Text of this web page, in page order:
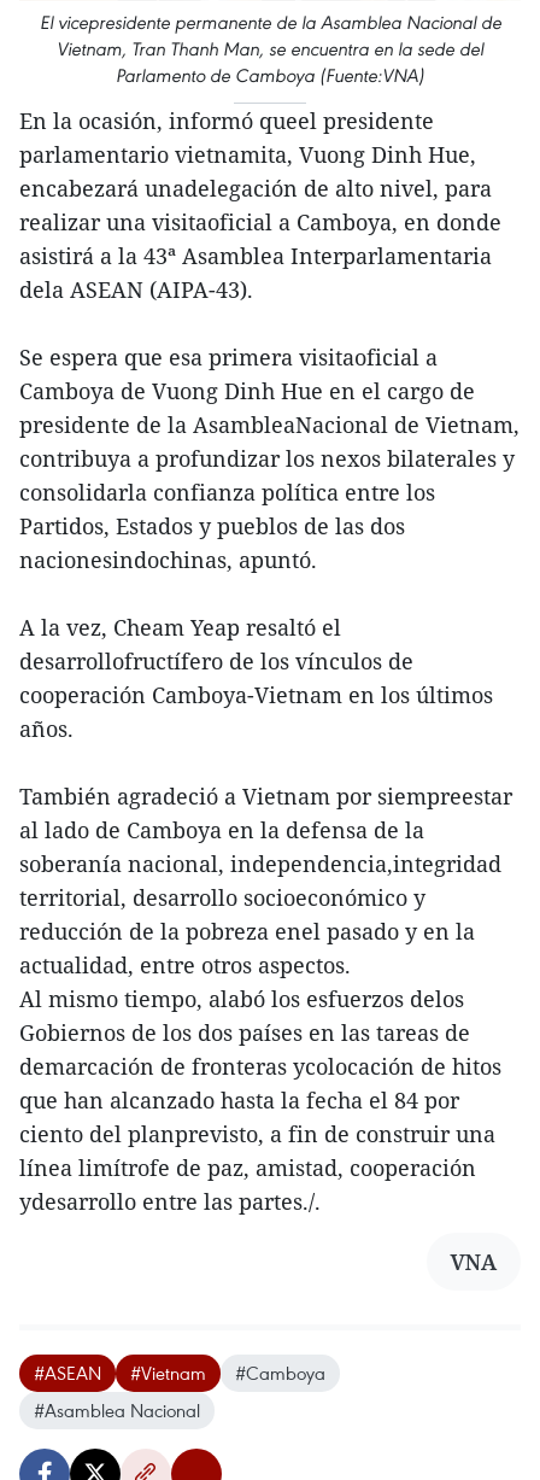
El vicepresidente permanente de la Asamblea Nacional de
Vietnam, Tran Thanh Man, se encuentra en la sede del
Parlamento de Camboya (Fuente:VNA)
En la ocasión, informó queel presidente
parlamentario vietnamita, Vuong Dinh Hue,
encabezará unadelegación de alto nivel, para
realizar una visitaoficial a Camboya, en donde
asistirá a la 43ª Asamblea Interparlamentaria
dela ASEAN (AIPA-43).
Se espera que esa primera visitaoficial a
Camboya de Vuong Dinh Hue en el cargo de
presidente de la AsambleaNacional de Vietnam,
contribuya a profundizar los nexos bilaterales y
consolidarla confianza política entre los
Partidos, Estados y pueblos de las dos
nacionesindochinas, apuntó.
A la vez, Cheam Yeap resaltó el
desarrollofructífero de los vínculos de
cooperación Camboya-Vietnam en los últimos
años.
También agradeció a Vietnam por siempreestar
al lado de Camboya en la defensa de la
soberanía nacional, independencia,integridad
territorial, desarrollo socioeconómico y
reducción de la pobreza enel pasado y en la
actualidad, entre otros aspectos.
Al mismo tiempo, alabó los esfuerzos delos
Gobiernos de los dos países en las tareas de
demarcación de fronteras ycolocación de hitos
que han alcanzado hasta la fecha el 84 por
ciento del planprevisto, a fin de construir una
línea limítrofe de paz, amistad, cooperación
ydesarrollo entre las partes./.
VNA
#ASEAN #Vietnam
#Camboya
#Asamblea Nacional